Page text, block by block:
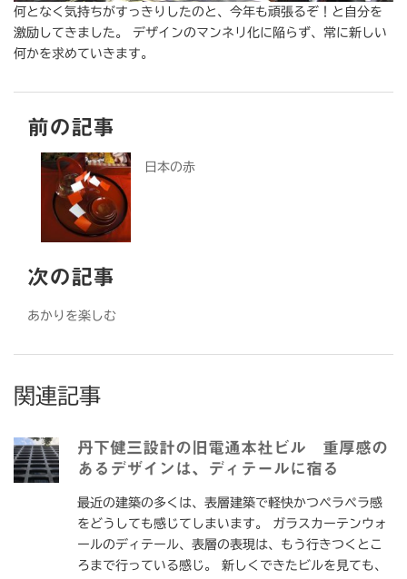
何となく気持ちがすっきりしたのと、今年も頑張るぞ！と自分を
激励してきました。 デザインのマンネリ化に陥らず、常に新しい
何かを求めていきます。
前の記事
日本の赤
次の記事
あかりを楽しむ
関連記事
丹下健三設計の旧電通本社ビル 重厚感の
あるデザインは、ディテールに宿る
最近の建築の多くは、表層建築で軽快かつペラペラ感
をどうしても感じてしまいます。 ガラスカーテンウォ
ールのディテール、表層の表現は、もう行きつくとこ
ろまで行っている感じ。 新しくできたビルを見ても、